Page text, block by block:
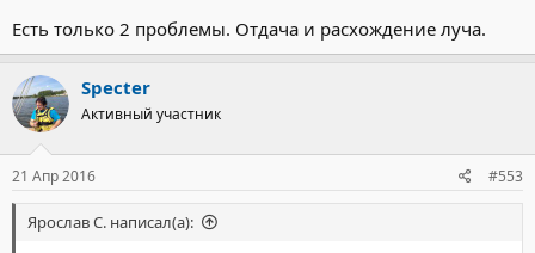
массы), работает на ранних этапах, когда моща рентгеновского
пучка высока, а паруса открываются уже на большем
Так всё топливо и значимая часть инфраструктуры находятся
вне КК (со всеми вытекающими отсюда положительными и
отрицательными сторонами).
Есть только 2 проблемы. Отдача и расхождение луча.
Specter
Активный участник
21 Апр 2016 #553
Ярослав С. написал(а):